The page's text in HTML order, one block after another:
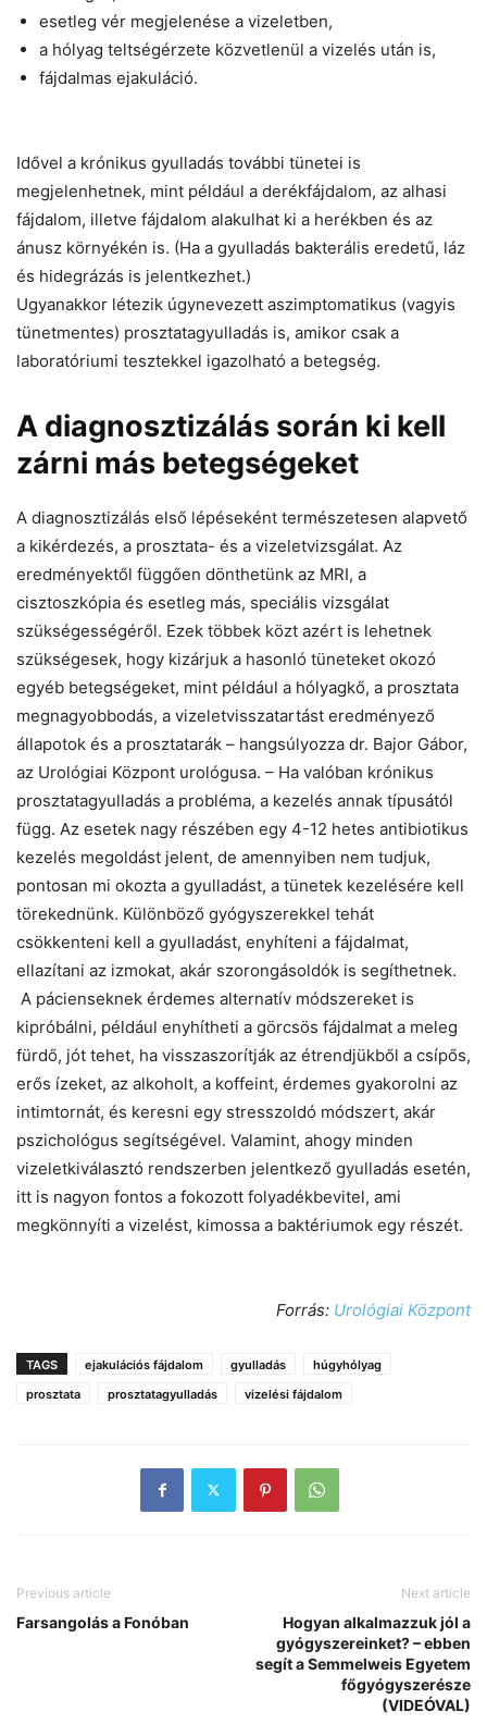
esetleg vér megjelenése a vizeletben,
a hólyag teltségérzete közvetlenül a vizelés után is,
fájdalmas ejakuláció.
Idővel a krónikus gyulladás további tünetei is
megjelenhetnek, mint például a derékfájdalom, az alhasi
fájdalom, illetve fájdalom alakulhat ki a herékben és az
ánusz környékén is. (Ha a gyulladás bakterális eredetű, láz
és hidegrázás is jelentkezhet.)
Ugyanakkor létezik úgynevezett aszimptomatikus (vagyis
tünetmentes) prosztatagyulladás is, amikor csak a
laboratóriumi tesztekkel igazolható a betegség.
A diagnosztizálás során ki kell
zárni más betegségeket
A diagnosztizálás első lépéseként természetesen alapvető
a kikérdezés, a prosztata- és a vizeletvizsgálat. Az
eredményektől függően dönthetünk az MRI, a
cisztoszkópia és esetleg más, speciális vizsgálat
szükségességéről. Ezek többek közt azért is lehetnek
szükségesek, hogy kizárjuk a hasonló tüneteket okozó
egyéb betegségeket, mint például a hólyagkő, a prosztata
megnagyobbodás, a vizeletvisszatartást eredményező
állapotok és a prosztatarák – hangsúlyozza dr. Bajor Gábor,
az Urológiai Központ urológusa. – Ha valóban krónikus
prosztatagyulladás a probléma, a kezelés annak típusától
függ. Az esetek nagy részében egy 4-12 hetes antibiotikus
kezelés megoldást jelent, de amennyiben nem tudjuk,
pontosan mi okozta a gyulladást, a tünetek kezelésére kell
törekednünk. Különböző gyógyszerekkel tehát
csökkenteni kell a gyulladást, enyhíteni a fájdalmat,
ellazítani az izmokat, akár szorongásoldók is segíthetnek.
A pácienseknek érdemes alternatív módszereket is
kipróbálni, például enyhítheti a görcsös fájdalmat a meleg
fürdő, jót tehet, ha visszaszorítják az étrendjükből a csípős,
erős ízeket, az alkoholt, a koffeint, érdemes gyakorolni az
intimtornát, és keresni egy stresszoldó módszert, akár
pszichológus segítségével. Valamint, ahogy minden
vizeletkiválasztó rendszerben jelentkező gyulladás esetén,
itt is nagyon fontos a fokozott folyadékbevitel, ami
megkönnyíti a vizelést, kimossa a baktériumok egy részét.
Forrás: Urológiai Központ
TAGS ejakulációs fájdalom gyulladás
húgyhólyag
prosztata
prosztatagyulladás vizelési fájdalom
Previous article
Farsangolás a Fonóban
Next article
Hogyan alkalmazzuk jól a
gyógyszereinket? – ebben
segít a Semmelweis Egyetem
főgyógyszerésze
(VIDEÓVAL)